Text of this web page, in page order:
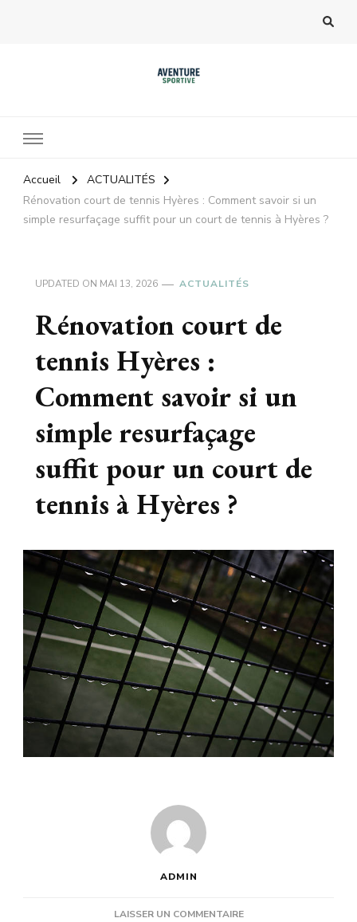
Accueil
ACTUALITÉS
Rénovation court de tennis Hyères : Comment savoir si un
simple resurfaçage suffit pour un court de tennis à Hyères ?
UPDATED ON MAI 13, 2026 ACTUALITÉS
Rénovation court de
tennis Hyères :
Comment savoir si un
simple resurfaçage
suffit pour un court de
tennis à Hyères ?
ADMIN
LAISSER UN COMMENTAIRESUR